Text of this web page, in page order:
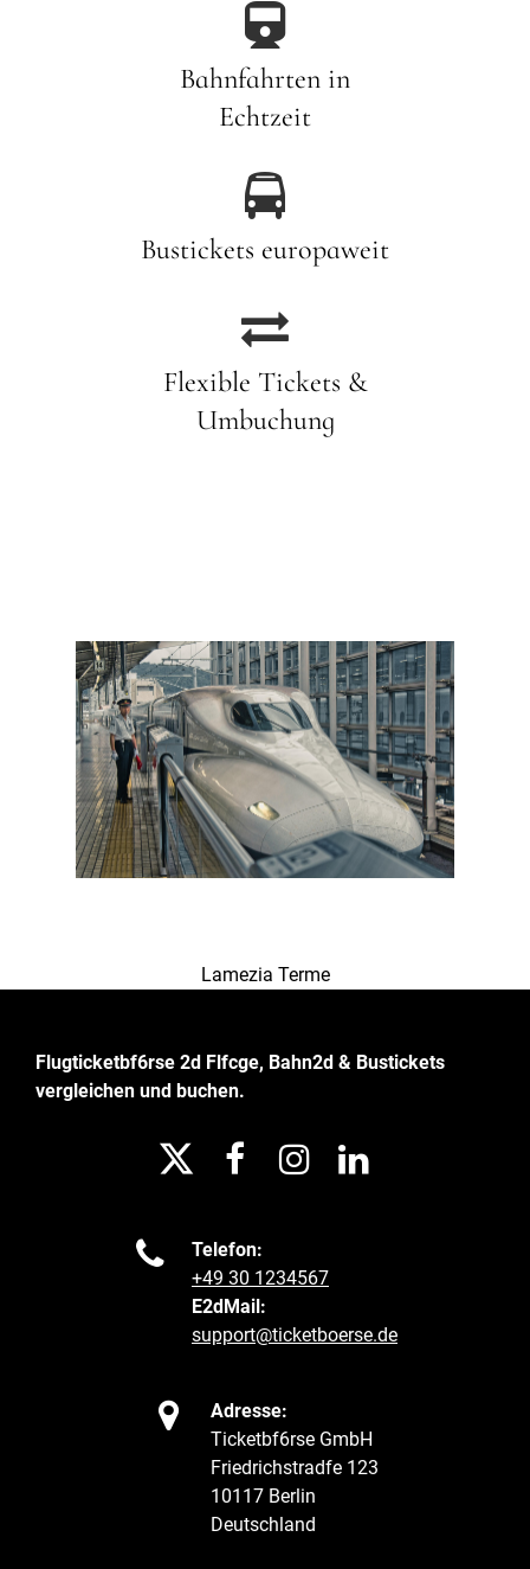

Bahnfahrten in
Echtzeit

Bustickets europaweit

Flexible Tickets &
Umbuchung
Lamezia Terme
Flugticketbf6rse 2d Flfcge, Bahn2d & Bustickets
vergleichen und buchen.
   

Telefon:
+49 30 1234567
E2dMail:
support@ticketboerse.de

Adresse:
Ticketbf6rse GmbH
Friedrichstradfe 123
10117 Berlin
Deutschland